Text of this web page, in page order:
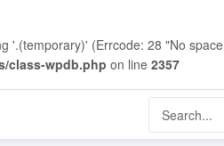
'.(temporary)' (Errcode: 28 "No space
class-wpdb.php on line 2357